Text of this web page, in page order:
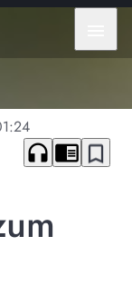
headphones chrome_reader_mode bookmark_border